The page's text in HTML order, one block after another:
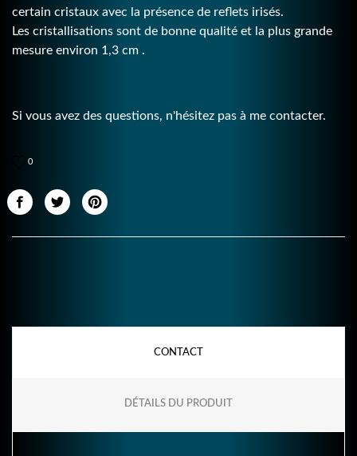
certain cristaux avec la présence de reflets irisés.
Les cristallisations sont de bonne qualité et la plus grande
mesure environ 1,3 cm .
Si vous avez des questions, n'hésitez pas à me contacter.
0
CONTACT
DÉTAILS DU PRODUIT